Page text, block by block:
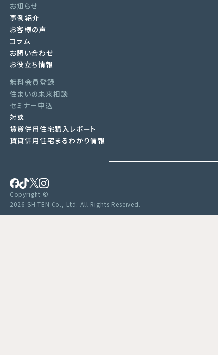
お知らせ
事例紹介
お客様の声
コラム
お問い合わせ
お役立ち情報
無料会員登録
住まいの未来相談
セミナー申込
対談
賃貸併用住宅購入レポート
賃貸併用住宅まるわかり情報
Copyright ©
2026 SHiTEN Co., Ltd. All Rights Reserved.